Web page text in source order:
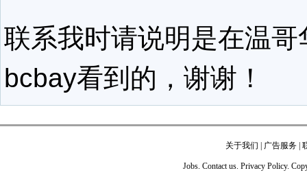
联系我时请说明是在温哥
bcbay看到的，谢谢！
关于我们 广告服务
Jobs. Contact us. Privacy Policy.